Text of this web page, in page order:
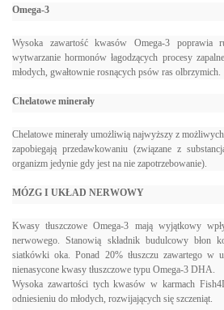
Omega-3
Wysoka zawartość kwasów Omega-3 poprawia
wytwarzanie hormonów łagodzących procesy
młodych, gwałtownie rosnących psów ras olbrzymich.
Chelatowe minerały
Chelatowe minerały umożliwią najwyższy z
zapobiegają przedawkowaniu (związane z
organizm jedynie gdy jest na nie zapotrzebowanie).
MÓZG I UKŁAD NERWOWY
Kwasy tłuszczowe Omega-3 mają wyjątkowy
nerwowego. Stanowią składnik budulcowy błon
siatkówki oka. Ponad 20% tłuszczu zawartego w
nienasycone kwasy tłuszczowe typu Omega-3 DHA.
Wysoka zawartości tych kwasów w karmach
odniesieniu do młodych, rozwijających się szczeniąt.